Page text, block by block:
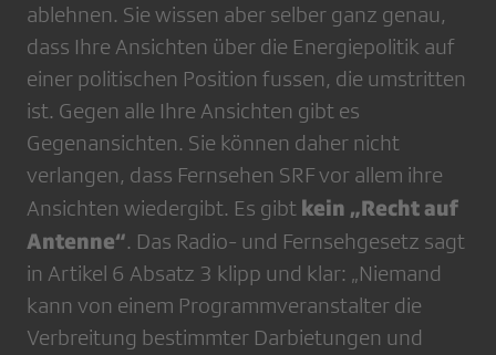
ablehnen. Sie wissen aber selber ganz genau,
dass Ihre Ansichten über die Energiepolitik auf
einer politischen Position fussen, die umstritten
ist. Gegen alle Ihre Ansichten gibt es
Gegenansichten. Sie können daher nicht
verlangen, dass Fernsehen SRF vor allem ihre
Ansichten wiedergibt. Es gibt kein „Recht auf
Antenne“. Das Radio- und Fernsehgesetz sagt
in Artikel 6 Absatz 3 klipp und klar: „Niemand
kann von einem Programmveranstalter die
Verbreitung bestimmter Darbietungen und